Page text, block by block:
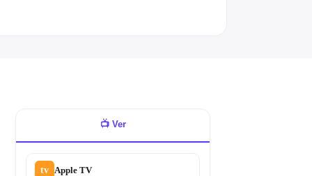
📺 Ver
tv Apple TV